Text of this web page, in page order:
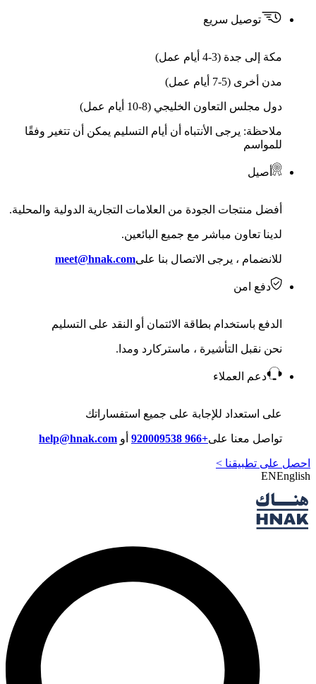
توصيل سريع
مكة إلى جدة (3-4 أيام عمل)
مدن أخرى (5-7 أيام عمل)
دول مجلس التعاون الخليجي (8-10 أيام عمل)
ملاحظة: يرجى الأنتباه أن أيام التسليم يمكن أن تتغير وفقًا
للمواسم
أصيل
أفضل منتجات الجودة من العلامات التجارية الدولية والمحلية.
لدينا تعاون مباشر مع جميع البائعين.
للانضمام ، يرجى الاتصال بنا علىmeet@hnak.com
دفع امن
الدفع باستخدام بطاقة الائتمان أو النقد على التسليم
نحن نقبل التأشيرة ، ماستركارد ومدا.
دعم العملاء
على استعداد للإجابة على جميع استفساراتك
تواصل معنا على+966 920009538 أو help@hnak.com
احصل على تطبيقنا >
ENEnglish